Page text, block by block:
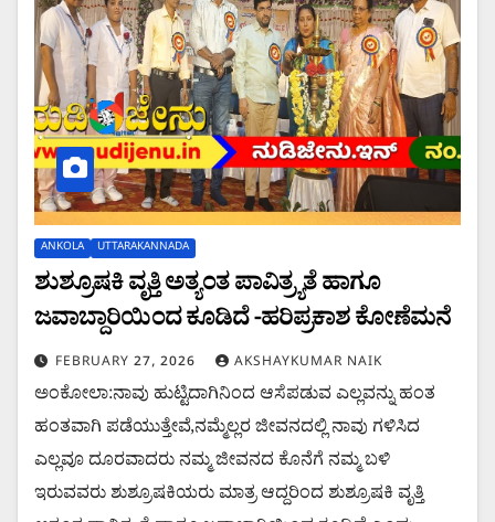
ANKOLA UTTARAKANNADA
ಶುಶ್ರೂಷಕಿ ವೃತ್ತಿ ಅತ್ಯಂತ ಪಾವಿತ್ರ್ಯತೆ ಹಾಗೂ
ಜವಾಬ್ದಾರಿಯಿಂದ ಕೂಡಿದೆ -ಹರಿಪ್ರಕಾಶ ಕೋಣೆಮನೆ
FEBRUARY 27, 2026 AKSHAYKUMAR NAIK
ಅಂಕೋಲಾ:ನಾವು ಹುಟ್ಟಿದಾಗಿನಿಂದ ಆಸೆಪಡುವ ಎಲ್ಲವನ್ನು ಹಂತ
ಹಂತವಾಗಿ ಪಡೆಯುತ್ತೇವೆ,ನಮ್ಮೆಲ್ಲರ ಜೀವನದಲ್ಲಿ ನಾವು ಗಳಿಸಿದ
ಎಲ್ಲವೂ ದೂರವಾದರು ನಮ್ಮ ಜೀವನದ ಕೊನೆಗೆ ನಮ್ಮ ಬಳಿ
ಇರುವವರು ಶುಶ್ರೂಷಕಿಯರು ಮಾತ್ರ ಆದ್ದರಿಂದ ಶುಶ್ರೂಷಕಿ ವೃತ್ತಿ